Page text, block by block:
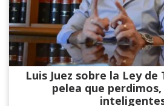
Luis Juez sobre la Ley de
pelea que